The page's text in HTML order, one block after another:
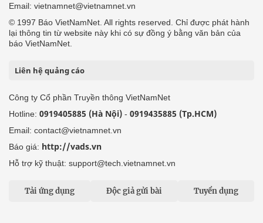
Email: vietnamnet@vietnamnet.vn
© 1997 Báo VietNamNet. All rights reserved. Chỉ được phát hành
lại thông tin từ website này khi có sự đồng ý bằng văn bản của
báo VietNamNet.
Liên hệ quảng cáo
Công ty Cổ phần Truyền thông VietNamNet
Hotline: 0919405885 (Hà Nội) - 0919435885 (Tp.HCM)
Email: contact@vietnamnet.vn
Báo giá: http://vads.vn
Hỗ trợ kỹ thuật: support@tech.vietnamnet.vn
Tải ứng dụng Độc giả gửi bài Tuyển dụng